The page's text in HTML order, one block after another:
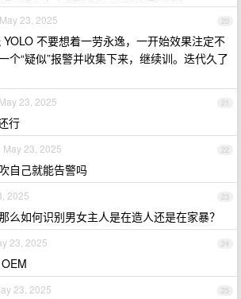
20
May 23, 2025
不要想着一劳永逸，一开始效果注定不
个“疑似”报警并收集下来，继续训。迭代久了
21
May 23, 2025
行
22
May 23, 2025
自己就能告警吗
23
2025
么如何识别男女主人是在造人还是在家暴？
24
23, 2025
25
23, 2025